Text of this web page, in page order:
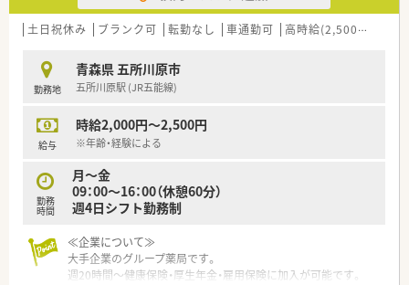
土日祝休み ブランク可 転勤なし 車通勤可 高時給(2,500円以上)
勤務地
青森県 五所川原市
五所川原駅 (JR五能線)
給与
時給2,000円～2,500円
※年齢・経験による
勤務
時間
月～金
09：00～16：00（休憩60分）
週4日シフト勤務制
≪企業について≫
大手企業のグループ薬局です。
週20時間～健康保険・厚生年金・雇用保険に加入が可能です。